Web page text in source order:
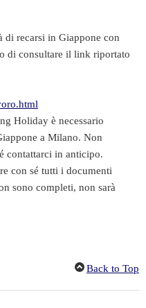
recarsi in Giappone con
di consultare il link riportato
Holiday è necessario
a Milano. Non
contattarci in anticipo.
con sé tutti i documenti
sono completi, non sarà
Back to Top